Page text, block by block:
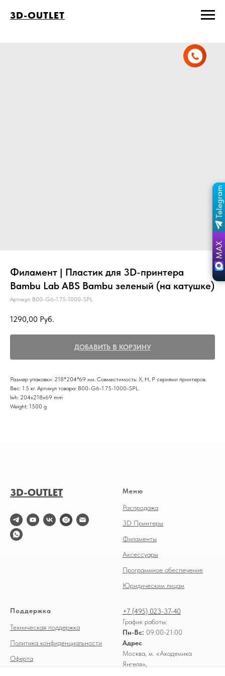
3D-OUTLET
Филамент | Пластик для 3D-принтера
Bambu Lab ABS Bambu зеленый (на катушке)
Артикул: B00-G6-1.75-1000-SPL
1290,00 Руб.
ДОБАВИТЬ В КОРЗИНУ
Размер упаковки: 218*204*69 мм. Совместимость: Х, Н, Р сериями принтеров.
Вес: 1.5 кг. Артикул товара: B00-G6-1.75-1000-SPL.
lwh: 204x218x69 mm
Weight: 1500 g
3D-OUTLET Меню
Распродажа
3D Принтеры
Филаменты
Аксессуары
Программное обеспечение
Юридическим лицам
Поддержка
Техническая поддержка
Политика конфиденциальности
Оферта
+7 (495) 023-37-40
График работы:
Пн-Вс: 09:00-21:00
Адрес
Москва, м. «Академика
Янгеля»,